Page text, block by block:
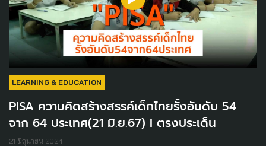
LEARNING & EDUCATION
PISA ความคิดสร้างสรรค์เด็กไทยรั้งอันดับ 54
จาก 64 ประเทศ(21 มิ.ย.67) I ตรงประเด็น
21 มิถุนายน 2024